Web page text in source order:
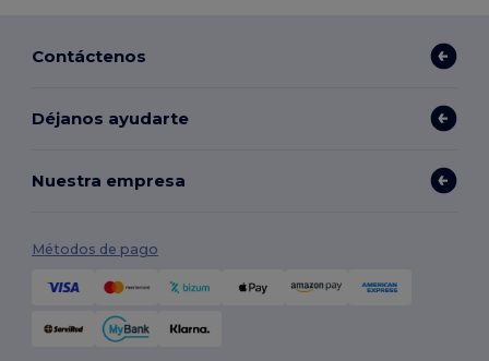
Contáctenos
Déjanos ayudarte
Nuestra empresa
Métodos de pago